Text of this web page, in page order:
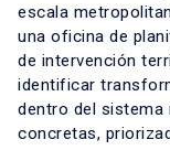
escala
una oficina de
de intervención
identificar
dentro del sistema
concretas,